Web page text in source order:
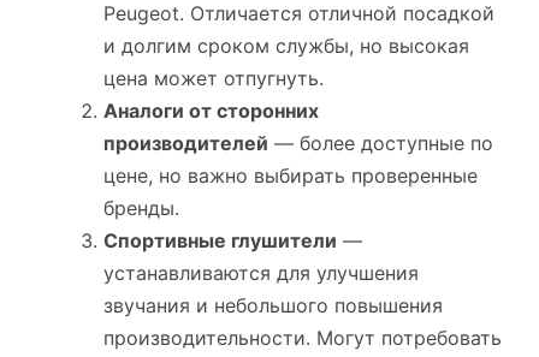
Peugeot. Отличается отличной посадкой
и долгим сроком службы, но высокая
цена может отпугнуть.
Аналоги от сторонних
производителей — более доступные по
цене, но важно выбирать проверенные
бренды.
Спортивные глушители —
устанавливаются для улучшения
звучания и небольшого повышения
производительности. Могут потребовать